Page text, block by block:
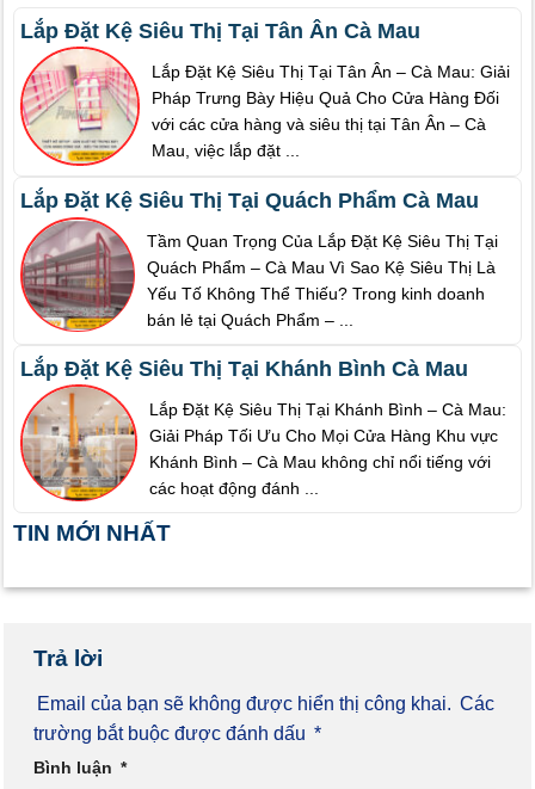
Lắp Đặt Kệ Siêu Thị Tại Tân Ân Cà Mau
Lắp Đặt Kệ Siêu Thị Tại Tân Ân – Cà Mau: Giải
Pháp Trưng Bày Hiệu Quả Cho Cửa Hàng Đối
với các cửa hàng và siêu thị tại Tân Ân – Cà
Mau, việc lắp đặt ...
Lắp Đặt Kệ Siêu Thị Tại Quách Phẩm Cà Mau
Tầm Quan Trọng Của Lắp Đặt Kệ Siêu Thị Tại
Quách Phẩm – Cà Mau Vì Sao Kệ Siêu Thị Là
Yếu Tố Không Thể Thiếu? Trong kinh doanh
bán lẻ tại Quách Phẩm – ...
Lắp Đặt Kệ Siêu Thị Tại Khánh Bình Cà Mau
Lắp Đặt Kệ Siêu Thị Tại Khánh Bình – Cà Mau:
Giải Pháp Tối Ưu Cho Mọi Cửa Hàng Khu vực
Khánh Bình – Cà Mau không chỉ nổi tiếng với
các hoạt động đánh ...
TIN MỚI NHẤT
Trả lời
Email của bạn sẽ không được hiển thị công khai. Các
trường bắt buộc được đánh dấu *
Bình luận *